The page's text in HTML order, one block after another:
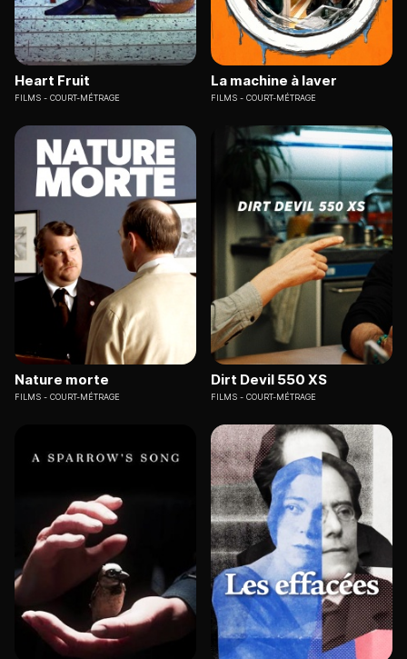
Heart Fruit
FILMS COURT-MÉTRAGE
La machine à laver
FILMS COURT-MÉTRAGE
Nature morte
FILMS COURT-MÉTRAGE
Dirt Devil 550 XS
FILMS COURT-MÉTRAGE